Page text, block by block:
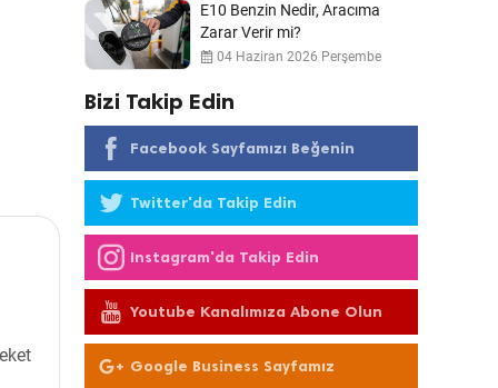
E10 Benzin Nedir, Aracıma
Zarar Verir mi?
04 Haziran 2026 Perşembe
Bizi Takip Edin
Facebook Sayfamızı Beğenin
Twitter'da Takip Edin
Instagram'da Takip Edin
Youtube Kanalımıza Abone Olun
Google Business Sayfamız